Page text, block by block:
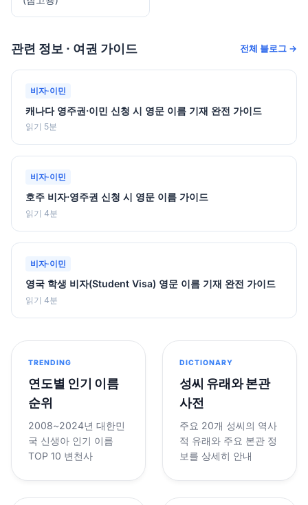
관련 정보 · 여권 가이드 전체 블로그 →
비자·이민
캐나다 영주권·이민 신청 시 영문 이름 기재 완전 가이드
읽기 5분
비자·이민
호주 비자·영주권 신청 시 영문 이름 가이드
읽기 4분
비자·이민
영국 학생 비자(Student Visa) 영문 이름 기재 완전 가이드
읽기 4분
TRENDING
연도별 인기 이름
순위
2008~2024년 대한민
국 신생아 인기 이름
TOP 10 변천사
DICTIONARY
성씨 유래와 본관
사전
주요 20개 성씨의 역사
적 유래와 주요 본관 정
보를 상세히 안내